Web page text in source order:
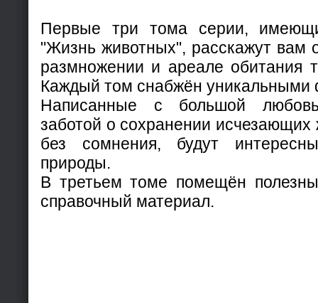
Первые три тома серии,
"Жизнь животных", расскажут вам
размножении и ареале обитания
Каждый том снабжён уникальными
Написанные с большой
заботой о сохранении исчезающих
без сомнения, будут
природы.
В третьем томе помещён
справочный материал.